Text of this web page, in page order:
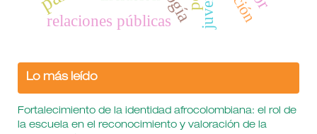
relaciones públicas
Lo más leído
Fortalecimiento de la identidad afrocolombiana: el rol de
la escuela en el reconocimiento y valoración de la